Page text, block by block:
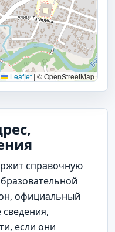
Leaflet | © OpenStreetMap
справочную
официальный
если они